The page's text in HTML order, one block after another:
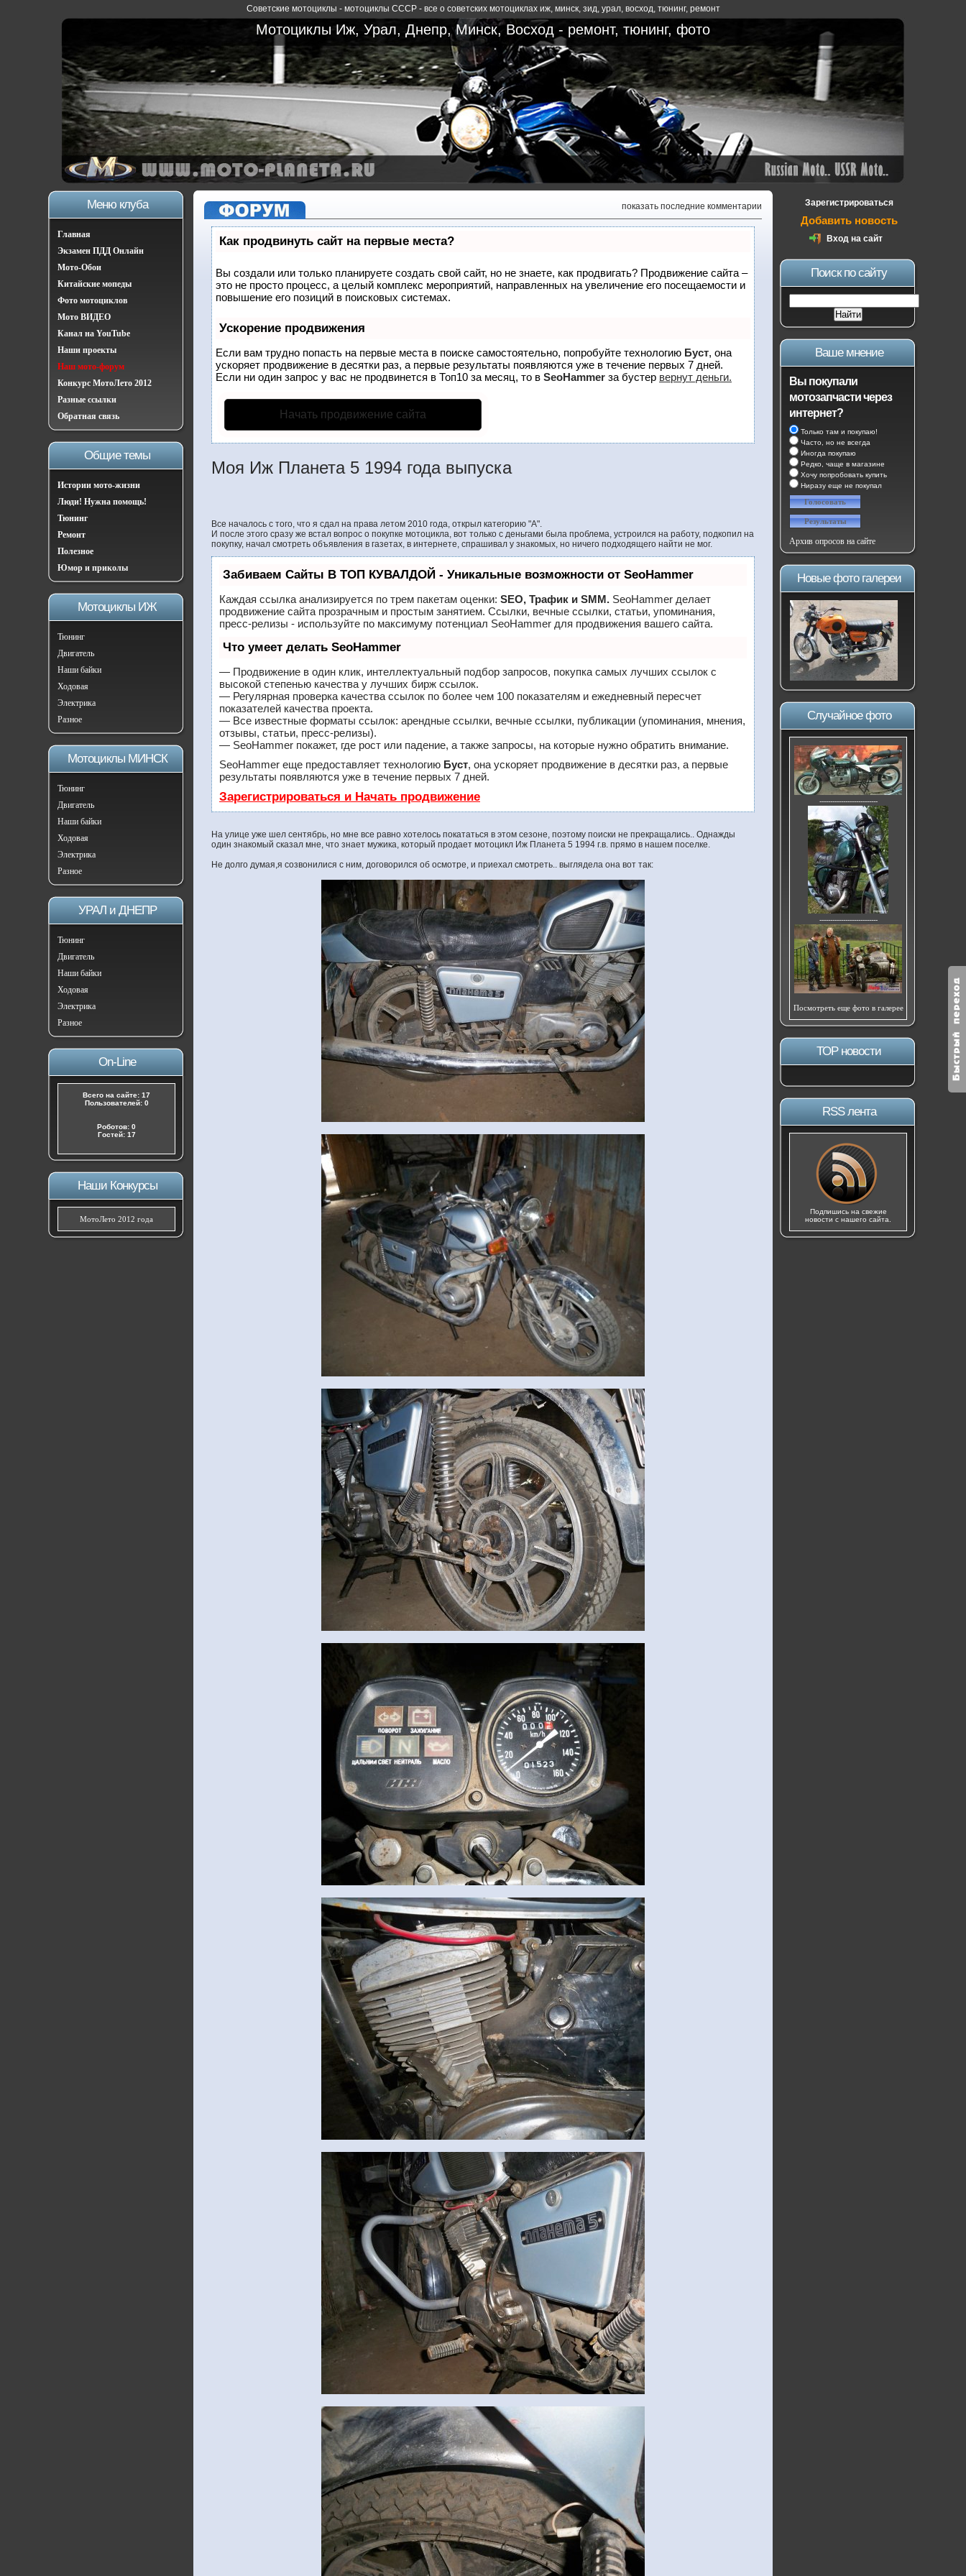
Советские мотоциклы - мотоциклы СССР - все о советских мотоциклах иж, минск, зид, урал, восход,тюнинг,ремонт
Мотоциклы Иж, Урал, Днепр, Минск, Восход - ремонт, тюнинг, фото
Меню клуба
Главная
Экзамен ПДД Онлайн
Мото-Обои
Китайские мопеды
Фото мотоциклов
Мото ВИДЕО
Канал на YouTube
Наши проекты
Наш мото-форум
Конкурс МотоЛето 2012
Разные ссылки
Обратная связь
Общие темы
Истории мото-жизни
Люди! Нужна помощь!
Тюнинг
Ремонт
Полезное
Юмор и приколы
Мотоциклы ИЖ
Тюнинг
Двигатель
Наши байки
Ходовая
Электрика
Разное
Мотоциклы МИНСК
Тюнинг
Двигатель
Наши байки
Ходовая
Электрика
Разное
УРАЛ и ДНЕПР
Тюнинг
Двигатель
Наши байки
Ходовая
Электрика
Разное
On-Line
Всего на сайте: 17
Пользователей: 0
Роботов: 0
Гостей: 17
Наши Конкурсы
МотоЛето 2012 года
показать последние комментарии
Как продвинуть сайт на первые места?
Вы создали или только планируете создать свой сайт, но не знаете, как продвигать? Продвижение сайта –
это не просто процесс, а целый комплекс мероприятий, направленных на увеличение его посещаемости и
повышение его позиций в поисковых системах.
Ускорение продвижения
Если вам трудно попасть на первые места в поиске самостоятельно, попробуйте технологию Буст, она
ускоряет продвижение в десятки раз, а первые результаты появляются уже в течение первых 7 дней.
Если ни один запрос у вас не продвинется в Топ10 за месяц, то в SeoHammer за бустер вернут деньги.
Начать продвижение сайта
Моя Иж Планета 5 1994 года выпуска
Все началось с того, что я сдал на права летом 2010 года, открыл категорию "А".
И после этого сразу же встал вопрос о покупке мотоцикла, вот только с деньгами была проблема, устроился на работу, подкопил на
покупку, начал смотреть объявления в газетах, в интернете, спрашивал у знакомых, но ничего подходящего найти не мог.
Забиваем Сайты В ТОП КУВАЛДОЙ - Уникальные возможности от SeoHammer
Каждая ссылка анализируется по трем пакетам оценки: SEO, Трафик и SMM. SeoHammer делает
продвижение сайта прозрачным и простым занятием. Ссылки, вечные ссылки, статьи, упоминания,
пресс-релизы - используйте по максимуму потенциал SeoHammer для продвижения вашего сайта.
Что умеет делать SeoHammer
— Продвижение в один клик, интеллектуальный подбор запросов, покупка самых лучших ссылок с
высокой степенью качества у лучших бирж ссылок.
— Регулярная проверка качества ссылок по более чем 100 показателям и ежедневный пересчет
показателей качества проекта.
— Все известные форматы ссылок: арендные ссылки, вечные ссылки, публикации (упоминания, мнения,
отзывы, статьи, пресс-релизы).
— SeoHammer покажет, где рост или падение, а также запросы, на которые нужно обратить внимание.
SeoHammer еще предоставляет технологию Буст, она ускоряет продвижение в десятки раз, а первые
результаты появляются уже в течение первых 7 дней.
Зарегистрироваться и Начать продвижение
На улице уже шел сентябрь, но мне все равно хотелось покататься в этом сезоне, поэтому поиски не прекращались.. Однажды
один знакомый сказал мне, что знает мужика, который продает мотоцикл Иж Планета 5 1994 г.в. прямо в нашем поселке.
Не долго думая,я созвонилися с ним, договорился об осмотре, и приехал смотреть.. выглядела она вот так:
Зарегистрироваться
Добавить новость
Вход на сайт
Поиск по сайту
Ваше мнение
Вы покупали
мотозапчасти через
интернет?
Только там и покупаю!
Часто, но не всегда
Иногда покупаю
Редко, чаще в магазине
Хочу попробовать купить
Ниразу еще не покупал
Архив опросов на сайте
Новые фото галереи
Случайное фото
---------------------------
---------------------------
Посмотреть еще фото в галерее
ТОР новости
RSS лента
Подпишись на свежие
новости с нашего сайта.